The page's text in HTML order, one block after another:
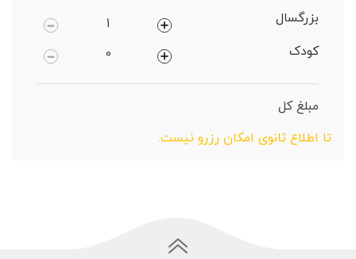
بزرگسال
کودک
مبلغ کل
تا اطلاع ثانوی امکان رزرو نیست.